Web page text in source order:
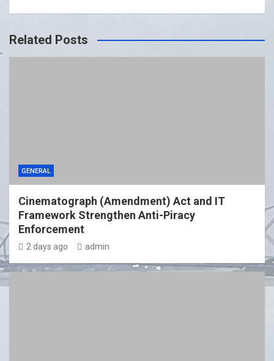
Related Posts
GENERAL
Cinematograph (Amendment) Act and IT
Framework Strengthen Anti-Piracy
Enforcement
2 days ago admin